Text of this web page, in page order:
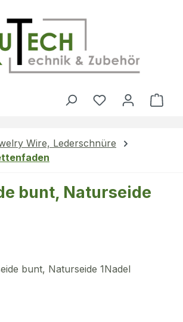
Du hast 0
Wire, Lederschnüre
bunt, Naturseide